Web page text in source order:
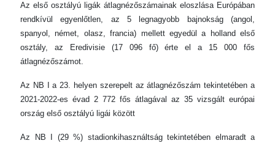
Az első osztályú ligák átlagnézőszámainak eloszlása Európában
rendkívül egyenlőtlen, az 5 legnagyobb bajnokság (angol,
spanyol, német, olasz, francia) mellett egyedül a holland első
osztály, az Eredivisie (17 096 fő) érte el a 15 000 fős
átlagnézőszámot.
Az NB I a 23. helyen szerepelt az átlagnézőszám tekintetében a
2021-2022-es évad 2 772 fős átlagával az 35 vizsgált európai
ország első osztályú ligái között
Az NB I (29 %) stadionkihasználtság tekintetében elmaradt a